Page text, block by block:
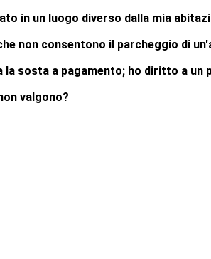
in un luogo diverso dalla mia
non consentono il parcheggio di
sosta a pagamento; ho diritto a un
valgono?